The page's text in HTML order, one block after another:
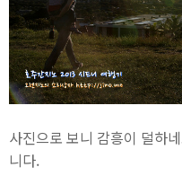
사진으로 보니 감흥이 덜하
니다.